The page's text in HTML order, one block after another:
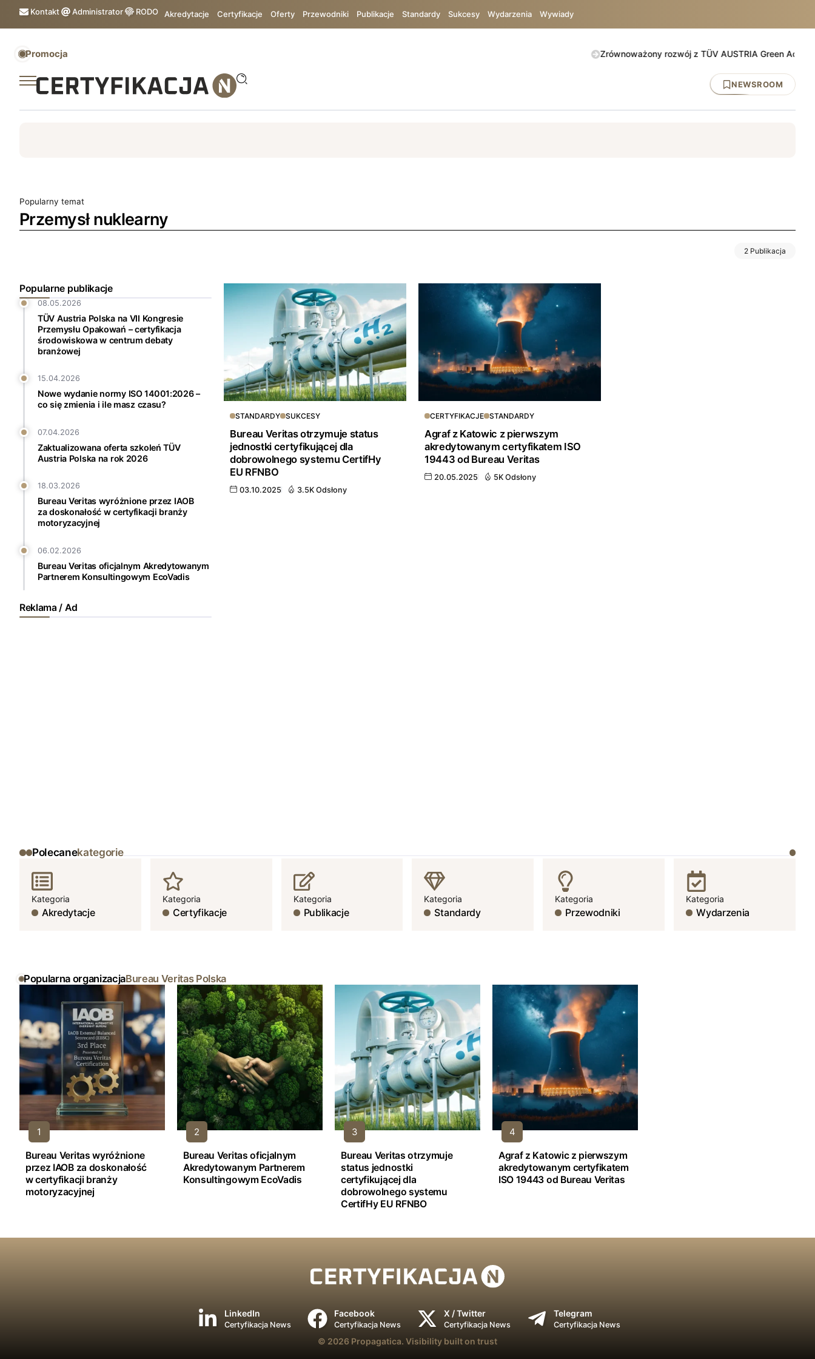
Kontakt Administrator RODO Akredytacje Certyfikacje Oferty Przewodniki Publikacje Standardy Sukcesy Wydarzenia Wywiady
Promocja Zrównoważony rozwój z TÜV AUSTRIA Green Action.
NEWSROOM
Popularny temat
Przemysł nuklearny
2 Publikacja
Popularne publikacje
08.05.2026
TÜV Austria Polska na VII Kongresie
Przemysłu Opakowań – certyfikacja
środowiskowa w centrum debaty
branżowej
15.04.2026
Nowe wydanie normy ISO 14001:2026 –
co się zmienia i ile masz czasu?
07.04.2026
Zaktualizowana oferta szkoleń TÜV
Austria Polska na rok 2026
18.03.2026
Bureau Veritas wyróżnione przez IAOB
za doskonałość w certyfikacji branży
motoryzacyjnej
06.02.2026
Bureau Veritas oficjalnym Akredytowanym
Partnerem Konsultingowym EcoVadis
Reklama / Ad
STANDARDY SUKCESY
Bureau Veritas otrzymuje status
jednostki certyfikującej dla
dobrowolnego systemu CertifHy
EU RFNBO
03.10.2025 3.5K Odsłony
CERTYFIKACJE STANDARDY
Agraf z Katowic z pierwszym
akredytowanym certyfikatem ISO
19443 od Bureau Veritas
20.05.2025 5K Odsłony
Polecanekategorie
Kategoria
Akredytacje
Kategoria
Certyfikacje
Kategoria
Publikacje
Kategoria
Standardy
Kategoria
Przewodniki
Kategoria
Wydarzenia
Popularna organizacjaBureau Veritas Polska
Bureau Veritas wyróżnione
przez IAOB za doskonałość
w certyfikacji branży
motoryzacyjnej
Bureau Veritas oficjalnym
Akredytowanym Partnerem
Konsultingowym EcoVadis
Bureau Veritas otrzymuje
status jednostki
certyfikującej dla
dobrowolnego systemu
CertifHy EU RFNBO
Agraf z Katowic z pierwszym
akredytowanym certyfikatem
ISO 19443 od Bureau Veritas
LinkedIn
Certyfikacja News
Facebook
Certyfikacja News
X / Twitter
Certyfikacja News
Telegram
Certyfikacja News
© 2026 Propagatica. Visibility built on trust